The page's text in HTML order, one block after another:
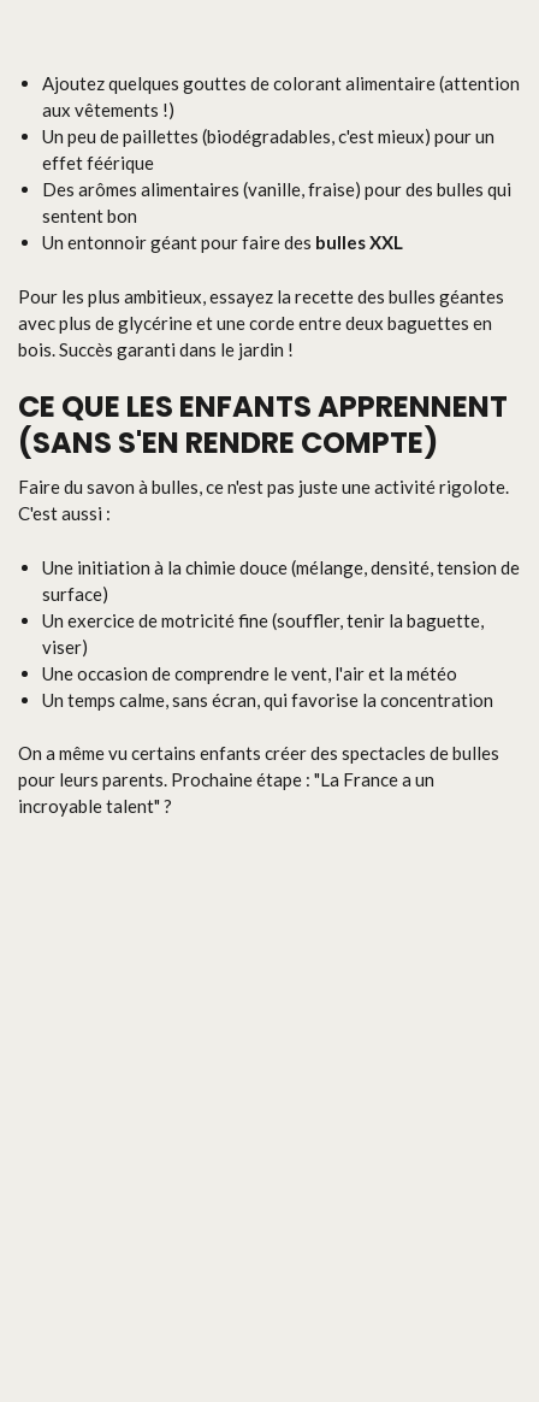
Ajoutez quelques gouttes de colorant alimentaire (attention
aux vêtements !)
Un peu de paillettes (biodégradables, c'est mieux) pour un
effet féérique
Des arômes alimentaires (vanille, fraise) pour des bulles qui
sentent bon
Un entonnoir géant pour faire des bulles XXL
Pour les plus ambitieux, essayez la recette des bulles géantes
avec plus de glycérine et une corde entre deux baguettes en
bois. Succès garanti dans le jardin !
CE QUE LES ENFANTS APPRENNENT
(SANS S'EN RENDRE COMPTE)
Faire du savon à bulles, ce n'est pas juste une activité rigolote.
C'est aussi :
Une initiation à la chimie douce (mélange, densité, tension de
surface)
Un exercice de motricité fine (souffler, tenir la baguette,
viser)
Une occasion de comprendre le vent, l'air et la météo
Un temps calme, sans écran, qui favorise la concentration
On a même vu certains enfants créer des spectacles de bulles
pour leurs parents. Prochaine étape : "La France a un
incroyable talent" ?